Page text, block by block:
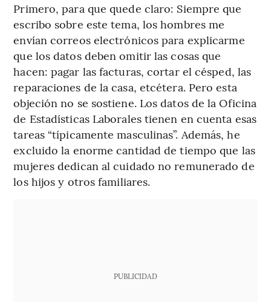
Primero, para que quede claro: Siempre que
escribo sobre este tema, los hombres me
envían correos electrónicos para explicarme
que los datos deben omitir las cosas que
hacen: pagar las facturas, cortar el césped, las
reparaciones de la casa, etcétera. Pero esta
objeción no se sostiene. Los datos de la Oficina
de Estadísticas Laborales tienen en cuenta esas
tareas “típicamente masculinas”. Además, he
excluido la enorme cantidad de tiempo que las
mujeres dedican al cuidado no remunerado de
los hijos y otros familiares.
PUBLICIDAD